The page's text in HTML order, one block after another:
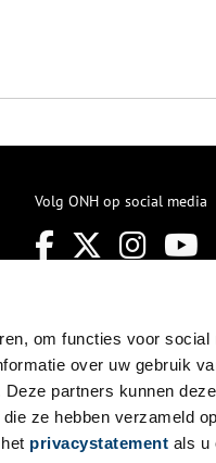
om functies voor social
over uw gebruik
partners kunnen
ze hebben verzameld
privacystatement als u
Volg ONH op social media